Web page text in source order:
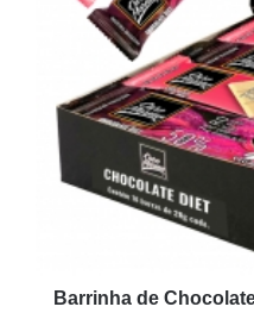
Barrinha de